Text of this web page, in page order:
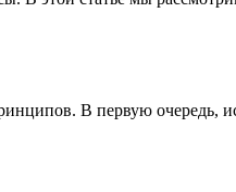
В первую очередь,